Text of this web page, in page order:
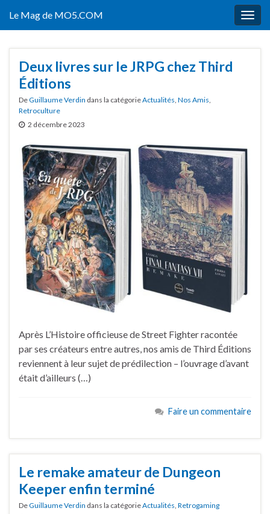
Le Mag de MO5.COM
Deux livres sur le JRPG chez Third
Éditions
DeGuillaume Verdin dans la catégorieActualités, Nos Amis,
Retroculture
2 décembre 2023
Après L’Histoire officieuse de Street Fighter racontée
par ses créateurs entre autres, nos amis de Third Éditions
reviennent à leur sujet de prédilection – l’ouvrage d’avant
était d’ailleurs (…)
Faire un commentaire
Le remake amateur de Dungeon
Keeper enfin terminé
DeGuillaume Verdin dans la catégorieActualités, Retrogaming